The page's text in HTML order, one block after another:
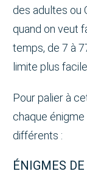
des adultes ou
quand on veut
temps, de 7 à
limite plus
Pour palier à
chaque
différents :
ÉNIGMES